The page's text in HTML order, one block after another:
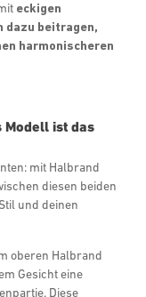
eckigen
dazu beitragen,
harmonischeren
Modell ist das
mit Halbrand
diesen beiden
und deinen
oberen Halbrand
Gesicht eine
Diese